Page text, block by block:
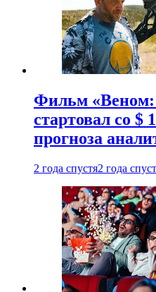
Фильм «Веном:
стартовал со
прогноза
2 года спустя2 года